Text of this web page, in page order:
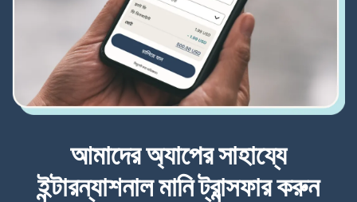
আমাদের অ্যাপের সাহায্যে
ইন্টারন্যাশনাল মানি ট্রান্সফার করুন